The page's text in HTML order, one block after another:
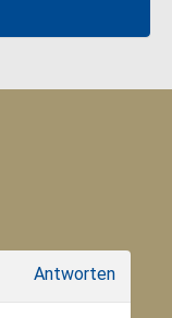
Antworten